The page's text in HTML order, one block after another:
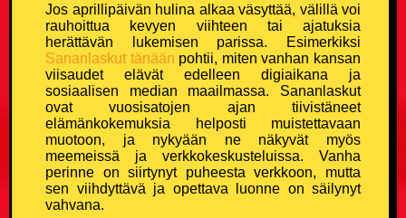
Mies vs Nainen -vitsit
Miesvitsit
Mitä eroa? -vitsit
Mitä yhteistä? -vitsit
Naisvitsit
Jos aprillipäivän hulina alkaa väsyttää, välillä voi
rauhoittua kevyen viihteen tai ajatuksia
herättävän lukemisen parissa. Esimerkiksi
Sananlaskut tänään pohtii, miten vanhan kansan
viisaudet elävät edelleen digiaikana ja
sosiaalisen median maailmassa. Sananlaskut
ovat vuosisatojen ajan tiivistäneet
elämänkokemuksia helposti muistettavaan
muotoon, ja nykyään ne näkyvät myös
meemeissä ja verkkokeskusteluissa. Vanha
perinne on siirtynyt puheesta verkkoon, mutta
sen viihdyttävä ja opettava luonne on säilynyt
vahvana.